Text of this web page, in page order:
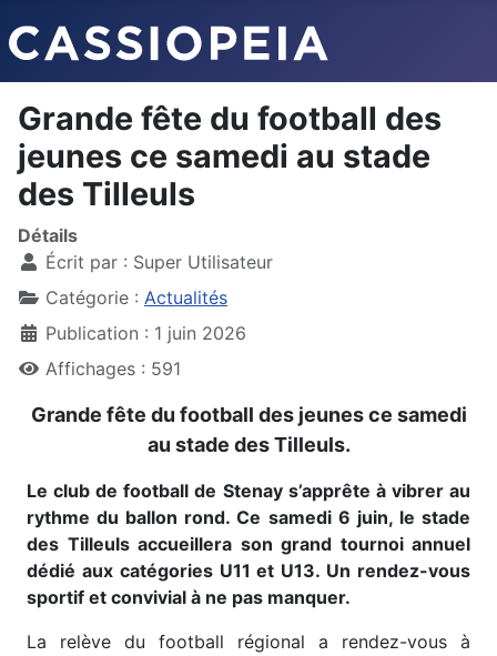
Grande fête du football des
jeunes ce samedi au stade
des Tilleuls
Détails
Écrit par : Super Utilisateur
Catégorie : Actualités
Publication : 1 juin 2026
Affichages : 591
Grande fête du football des jeunes ce samedi
au stade des Tilleuls.
Le club de football de Stenay s’apprête à vibrer au
rythme du ballon rond. Ce samedi 6 juin, le stade
des Tilleuls accueillera son grand tournoi annuel
dédié aux catégories U11 et U13. Un rendez-vous
sportif et convivial à ne pas manquer.
La relève du football régional a rendez-vous à